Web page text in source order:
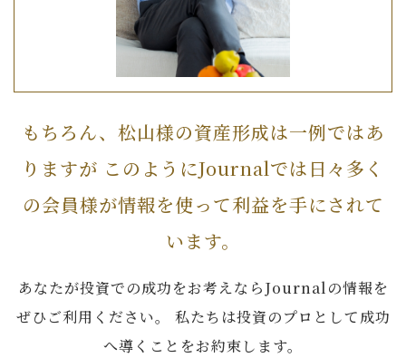
もちろん、松山様の資産形成は一例ではあ
りますが このようにJournalでは日々多く
の会員様が情報を使って利益を手にされて
います。
あなたが投資での成功をお考えならJournalの情報を
ぜひご利用ください。
私たちは投資のプロとして成功
へ導くことをお約束します。